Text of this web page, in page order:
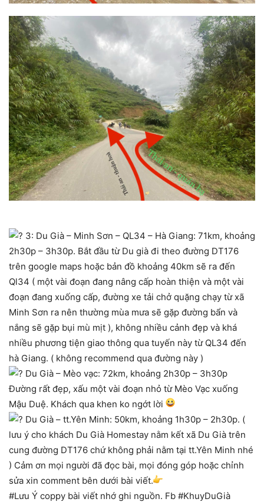
3: Du Già – Minh Sơn – QL34 – Hà Giang: 71km, khoảng
2h30p – 3h30p. Bắt đầu từ Du già đi theo đường DT176
trên google maps hoặc bản đồ khoảng 40km sẽ ra đến
Ql34 ( một vài đoạn đang nâng cấp hoàn thiện và một vài
đoạn đang xuống cấp, đường xe tải chở quặng chạy từ xã
Minh Sơn ra nên thường mùa mưa sẽ gặp đường bẩn và
nắng sẽ gặp bụi mù mịt ), không nhiều cảnh đẹp và khá
nhiều phương tiện giao thông qua tuyến này từ QL34 đến
hà Giang. ( không recommend qua đường này )
Du Già – Mèo vạc: 72km, khoảng 2h30p – 3h30p
Đường rất đẹp, xấu một vài đoạn nhỏ từ Mèo Vạc xuống
Mậu Duệ. Khách qua khen ko ngớt lời
Du Già – tt.Yên Minh: 50km, khoảng 1h30p – 2h30p. (
lưu ý cho khách Du Già Homestay nằm kết xã Du Già trên
cung đường DT176 chứ không phải nằm tại tt.Yên Minh nhé
) Cảm ơn mọi người đã đọc bài, mọi đóng góp hoặc chỉnh
sửa xin comment bên dưới bài viết.
#Lưu Ý coppy bài viết nhớ ghi nguồn. Fb #KhuyDuGià